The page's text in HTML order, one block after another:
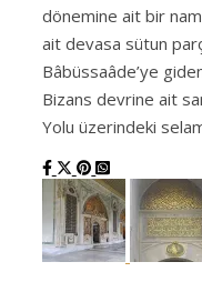
dönemine ait bir
ait devasa sütun
Bâbüssaâde’ye
Bizans devrine ait
Yolu üzerindeki